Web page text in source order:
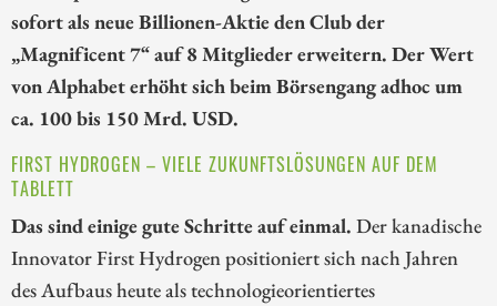
sofort als neue Billionen-Aktie den Club der
„Magnificent 7“ auf 8 Mitglieder erweitern. Der Wert
von Alphabet erhöht sich beim Börsengang adhoc um
ca. 100 bis 150 Mrd. USD.
FIRST HYDROGEN – VIELE ZUKUNFTSLÖSUNGEN AUF DEM
TABLETT
Das sind einige gute Schritte auf einmal. Der kanadische
Innovator First Hydrogen positioniert sich nach Jahren
des Aufbaus heute als technologieorientiertes